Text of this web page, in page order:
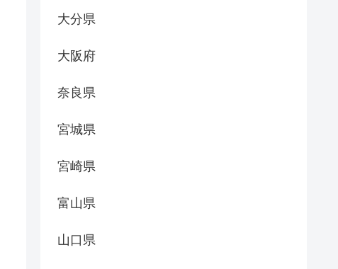
大分県
大阪府
奈良県
宮城県
宮崎県
富山県
山口県